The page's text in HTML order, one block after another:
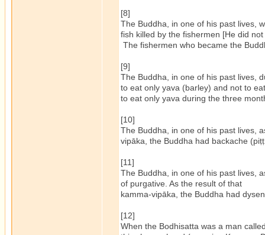
[8]
The Buddha, in one of his past lives,
fish killed by the fishermen [He did
The fishermen who became the
[9]
The Buddha, in one of his past lives,
to eat only yava (barley) and not to
to eat only yava during the three
[10]
The Buddha, in one of his past lives,
vipāka, the Buddha had backache
[11]
The Buddha, in one of his past lives,
of purgative. As the result of that
kamma-vipāka, the Buddha had
[12]
When the Bodhisatta was a man